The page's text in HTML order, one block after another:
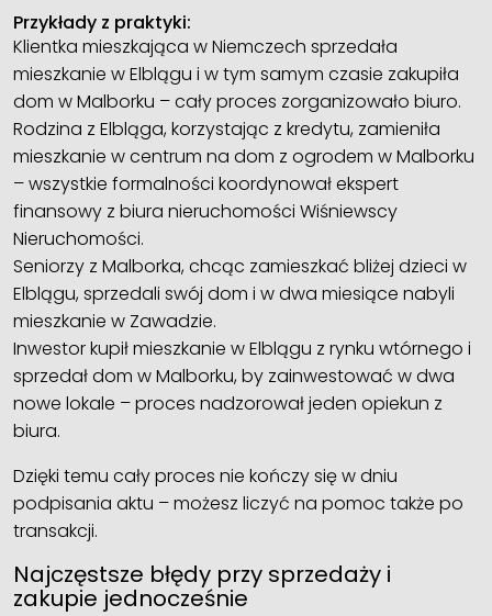
Przykłady z praktyki:
Klientka mieszkająca w Niemczech sprzedała
mieszkanie w Elblągu i w tym samym czasie zakupiła
dom w Malborku – cały proces zorganizowało biuro.
Rodzina z Elbląga, korzystając z kredytu, zamieniła
mieszkanie w centrum na dom z ogrodem w Malborku
– wszystkie formalności koordynował ekspert
finansowy z biura nieruchomości Wiśniewscy
Nieruchomości.
Seniorzy z Malborka, chcąc zamieszkać bliżej dzieci w
Elblągu, sprzedali swój dom i w dwa miesiące nabyli
mieszkanie w Zawadzie.
Inwestor kupił mieszkanie w Elblągu z rynku wtórnego i
sprzedał dom w Malborku, by zainwestować w dwa
nowe lokale – proces nadzorował jeden opiekun z
biura.
Dzięki temu cały proces nie kończy się w dniu
podpisania aktu – możesz liczyć na pomoc także po
transakcji.
Najczęstsze błędy przy sprzedaży i
zakupie jednocześnie